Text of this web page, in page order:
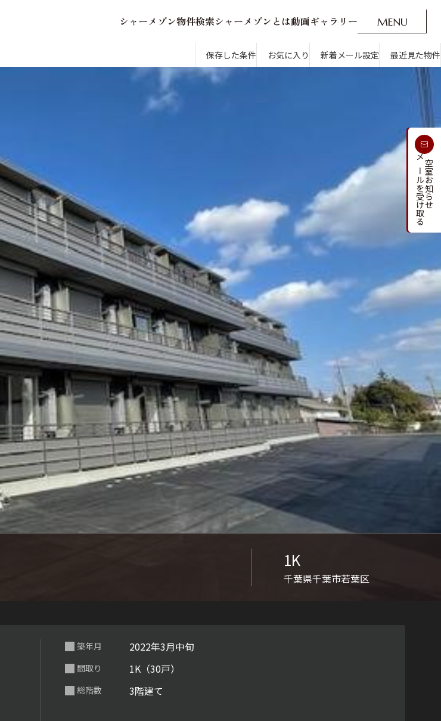
シ ャーメ ゾン物件検索シ ャーメ ゾン とは動画ギャ ラ リ ー MENU
O
新着メール設定 最近見た物件 CLOSE
シャーメゾンショップを探す
らくらく内見
シャーメゾンライフサポート
自立型サービス付き・シニア向け
お問い合わせ・よくある質問
シャーメゾンライフ CLUB
らくらくパートナー
シャーメゾンライフ GUARD
新着メールを
受け取る
保存した条件 お気に入り 新着メール設定 最近見た物件
1K
千葉県千葉市若葉区
築年月 2022年3月中旬
間取り 1K（30戸）
総階数 3階建て
空室お知らせ
メールを受け取る